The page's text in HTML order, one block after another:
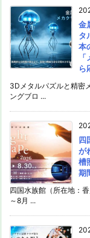
金
タ
本
ら
3Dメタルパズルと精密
ングブロ ...
四
が
槽
期
四国水族館（所在地：
～8月 ...